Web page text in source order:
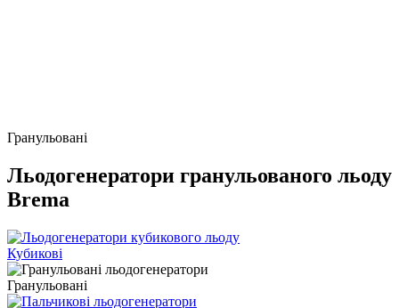
Гранульовані
Льодогенератори гранульованого льоду
Brema
Кубикові
Гранульовані